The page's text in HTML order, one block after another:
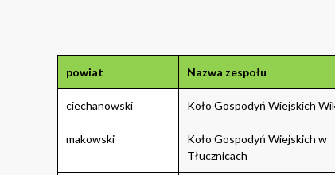
powiat Nazwa zespołu
ciechanowski Koło Gospodyń Wiejskich
makowski
Koło Gospodyń Wiejskich w
Tłucznicach